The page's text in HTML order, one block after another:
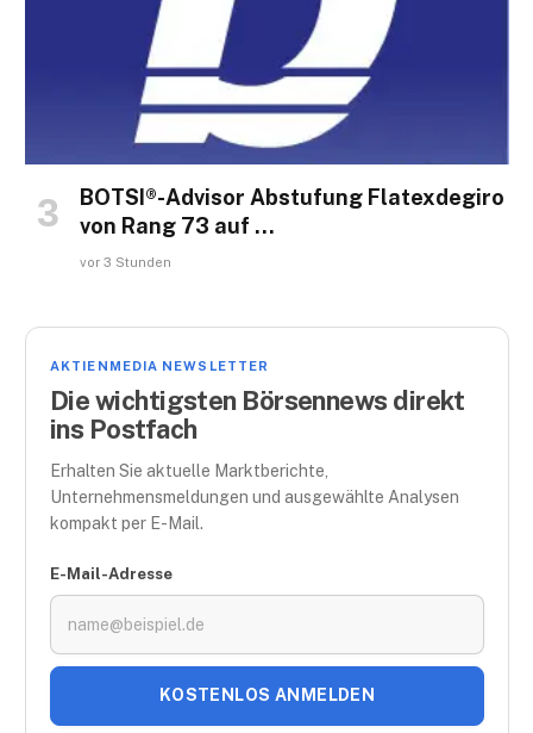
BOTSI®-Advisor Abstufung Flatexdegiro
von Rang 73 auf …
vor 3 Stunden
AKTIENMEDIA NEWSLETTER
Die wichtigsten Börsennews direkt
ins Postfach
Erhalten Sie aktuelle Marktberichte,
Unternehmensmeldungen und ausgewählte Analysen
kompakt per E-Mail.
E-Mail-Adresse
KOSTENLOS ANMELDEN